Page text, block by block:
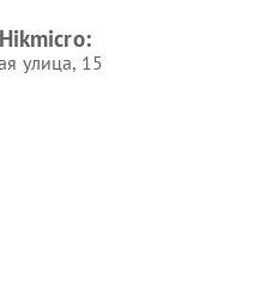
улица, 15